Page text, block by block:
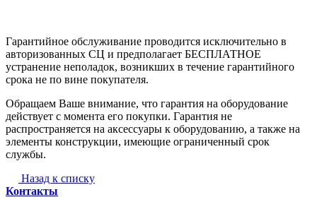
Гарантийное обслуживание проводится исключительно в
авторизованных СЦ и предполагает БЕСПЛАТНОЕ
устранение неполадок, возникших в течение гарантийного
срока не по вине покупателя.
Обращаем Ваше внимание, что гарантия на оборудование
действует с момента его покупки. Гарантия не
распространяется на аксессуары к оборудованию, а также на
элементы конструкции, имеющие ограниченный срок
службы.
Назад к списку
Контакты